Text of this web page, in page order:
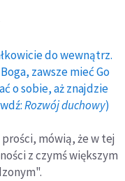
do wewnątrz.
zawsze mieć Go
o sobie, aż znajdzie
Rozwój duchowy)
mówią, że w tej
z czymś większym